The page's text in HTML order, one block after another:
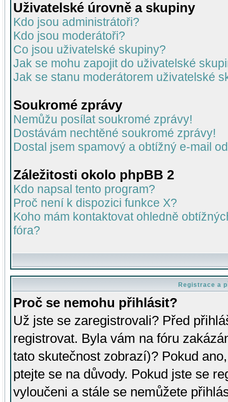
Uživatelské úrovně a skupiny
Kdo jsou administrátoři?
Kdo jsou moderátoři?
Co jsou uživatelské skupiny?
Jak se mohu zapojit do uživatelské
Jak se stanu moderátorem uživatelské
Soukromé zprávy
Nemůžu posílat soukromé zprávy!
Dostávám nechtěné soukromé zprávy!
Dostal jsem spamový a obtížný e-mail
Záležitosti okolo phpBB 2
Kdo napsal tento program?
Proč není k dispozici funkce X?
Koho mám kontaktovat ohledně
fóra?
Registrace a
Proč se nemohu přihlásit?
Už jste se zaregistrovali? Před
registrovat. Byla vám na fóru
tato skutečnost zobrazí)? Pokud
ptejte se na důvody. Pokud jste se
vyloučeni a stále se nemůžete